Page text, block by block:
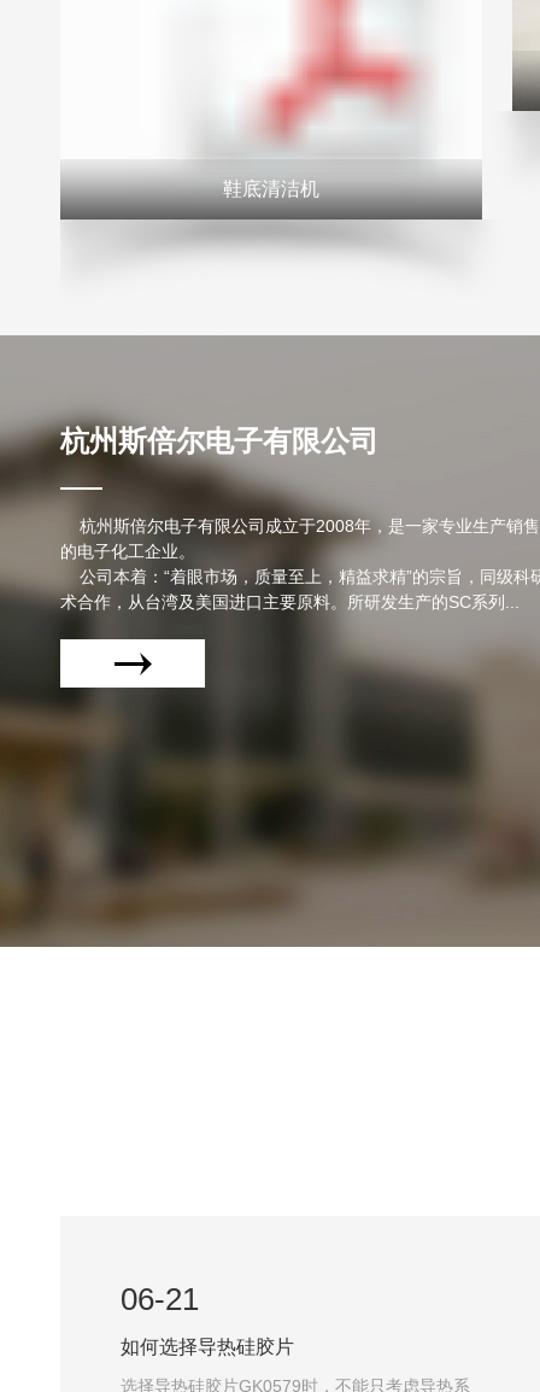
鞋底清洁机
杭州斯倍尔电子有限公司
杭州斯倍尔电子有限公司成立于2008年，是一家专业生产销
的电子化工企业。
公司本着：“着眼市场，质量至上，精益求精”的宗旨，同级科
术合作，从台湾及美国进口主要原料。所研发生产的SC系列...
06-21
如何选择导热硅胶片
选择导热硅胶片GK0579时，不能只考虑导热系